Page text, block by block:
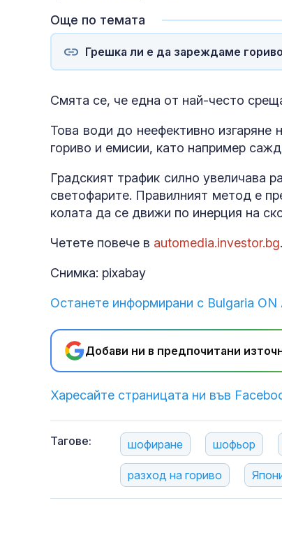
Още по темата
Грешка ли е да зареждаме
Смята се, че една от най-често
Това води до неефективно изгаряне
гориво и емисии, като например
Градският трафик силно увеличава
светофарите. Правилният метод е
колата да се движи по инерция на
Четете повече в automedia.investor.bg.
Снимка: pixabay
Останете информирани с Bulgaria ON
Добави ни в предпочитани
Харесайте страницата ни във
Тагове: шофиране шофьор
разход на гориво